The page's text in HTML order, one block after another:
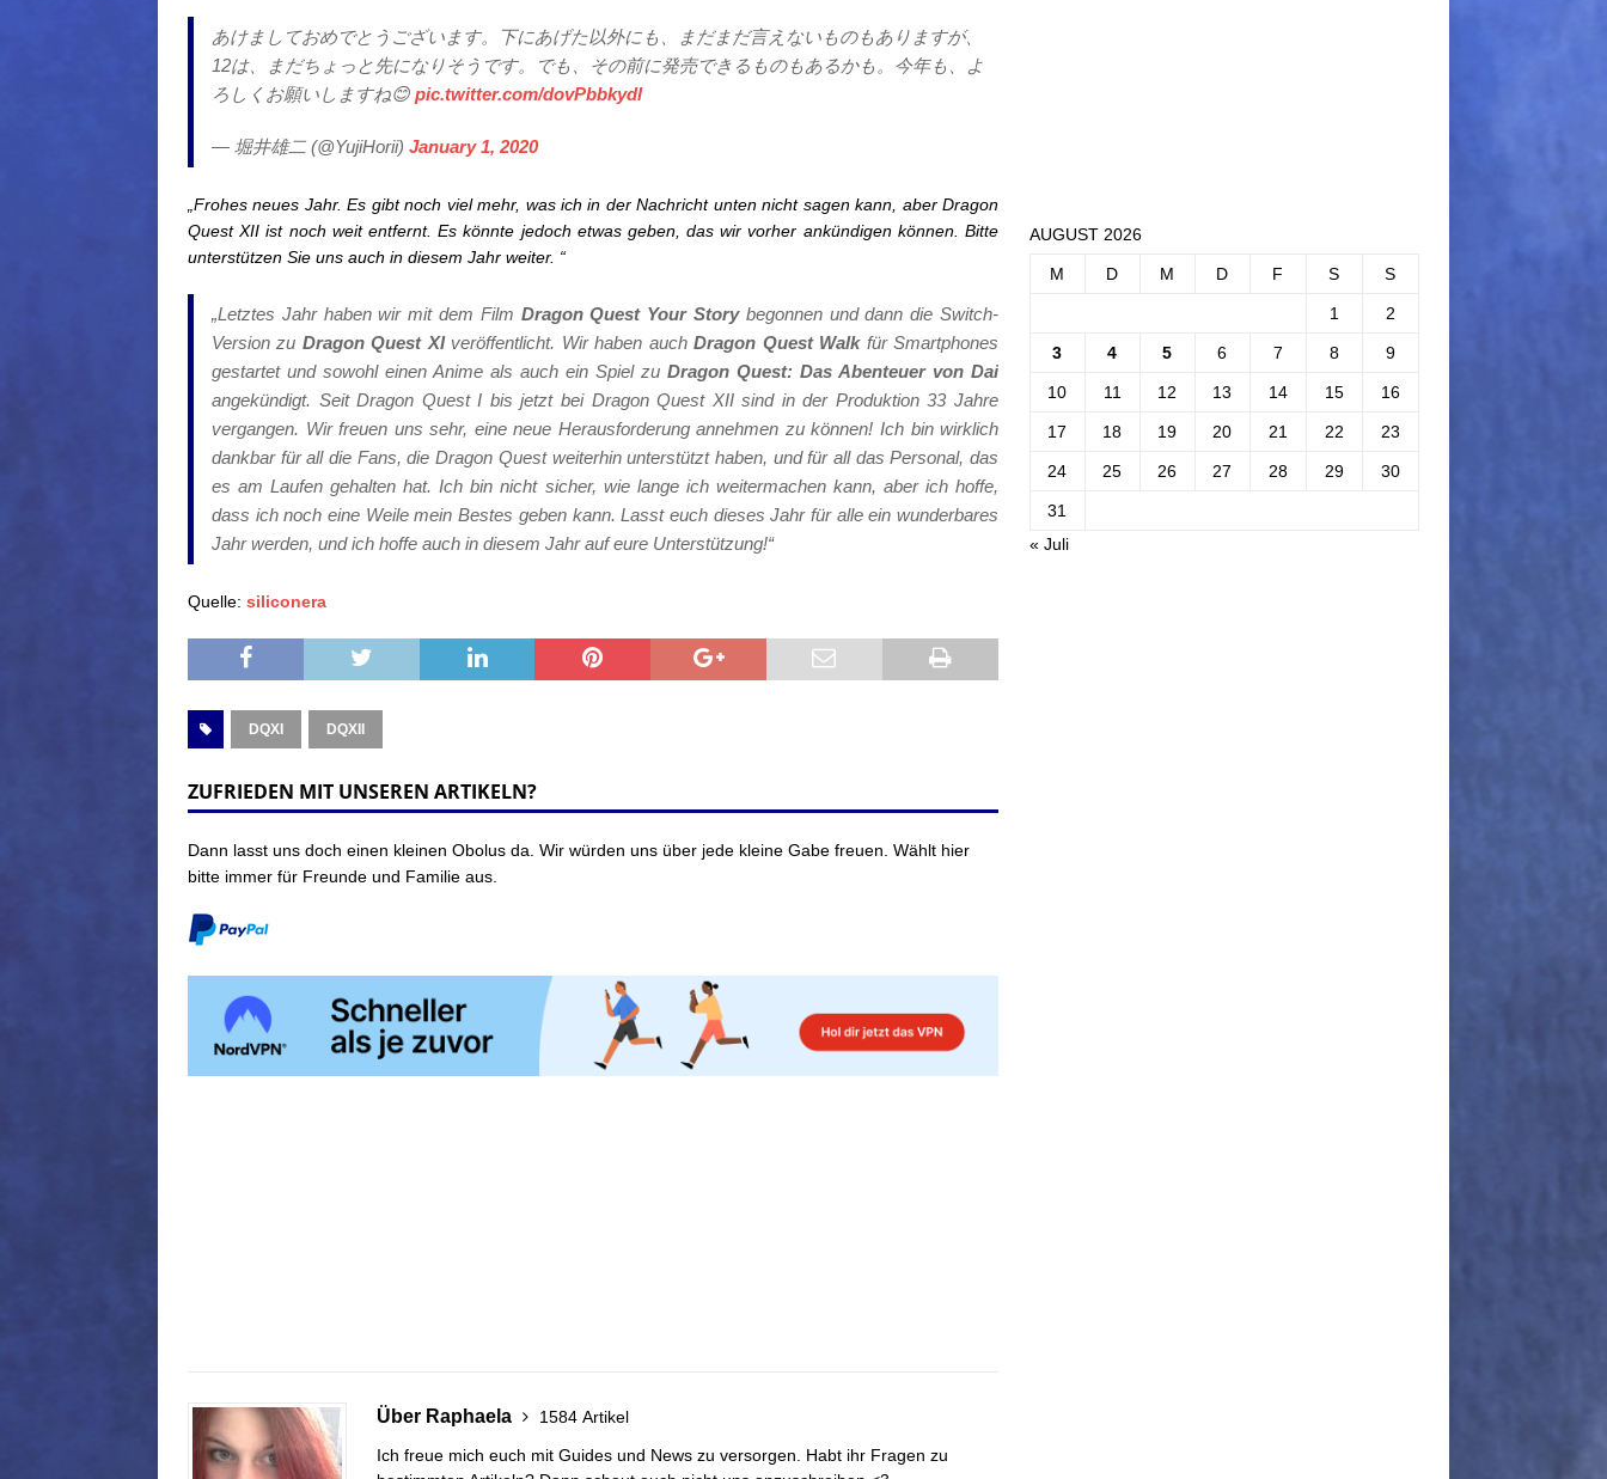
あけましておめでとうございます。下にあげた以外にも、まだまだ言えないものもありますが、
12は、まだちょっと先になりそうです。でも、その前に発売できるものもあるかも。今年も、よ
ろしくお願いしますね😊 pic.twitter.com/dovPbbkydl
— 堀井雄二 (@YujiHorii) January 1, 2020
„Frohes neues Jahr. Es gibt noch viel mehr, was ich in der Nachricht unten nicht sagen kann, aber Dragon
Quest XII ist noch weit entfernt. Es könnte jedoch etwas geben, das wir vorher ankündigen können. Bitte
unterstützen Sie uns auch in diesem Jahr weiter. “
„Letztes Jahr haben wir mit dem Film Dragon Quest Your Storybegonnen und dann die Switch-
Version zu Dragon Quest XIveröffentlicht. Wir haben auchDragon Quest Walkfür Smartphones
gestartet und sowohl einen Anime als auch ein Spiel zuDragon Quest: Das Abenteuer von Dai
angekündigt. Seit Dragon Quest I bis jetzt bei Dragon Quest XII sind in der Produktion 33 Jahre
vergangen. Wir freuen uns sehr, eine neue Herausforderung annehmen zu können! Ich bin wirklich
dankbar für all die Fans, die Dragon Quest weiterhin unterstützt haben, und für all das Personal, das
es am Laufen gehalten hat. Ich bin nicht sicher, wie lange ich weitermachen kann, aber ich hoffe,
dass ich noch eine Weile mein Bestes geben kann. Lasst euch dieses Jahr für alle ein wunderbares
Jahr werden, und ich hoffe auch in diesem Jahr auf eure Unterstützung!“
Quelle: siliconera
DQXI DQXII
ZUFRIEDEN MIT UNSEREN ARTIKELN?
Dann lasst uns doch einen kleinen Obolus da. Wir würden uns über jede kleine Gabe freuen. Wählt hier
bitte immer für Freunde und Familie aus.
Über Raphaela
1584 Artikel
Ich freue mich euch mit Guides und News zu versorgen. Habt ihr Fragen zu
AUGUST 2026
M D M D F S S
1 2
3 4 5 6 7 8 9
10 11 12 13 14 15 16
17 18 19 20 21 22 23
24 25 26 27 28 29 30
31
« Juli